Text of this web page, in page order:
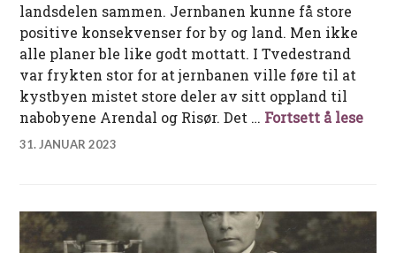
landsdelen sammen. Jernbanen kunne få store
positive konsekvenser for by og land. Men ikke
alle planer ble like godt mottatt. I Tvedestrand
var frykten stor for at jernbanen ville føre til at
kystbyen mistet store deler av sitt oppland til
nabobyene Arendal og Risør. Det … Fortsett å lese
31. JANUAR 2023